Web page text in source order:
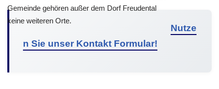
Gemeinde gehören außer dem Dorf Freudental
keine weiteren Orte.
Nutze
n Sie unser Kontakt Formular!